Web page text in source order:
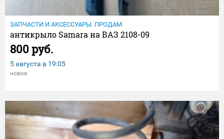
ЗАПЧАСТИ И АКСЕССУАРЫ. ПРОДАМ
антикрыло Samara на ВАЗ 2108-09
800 руб.
5 августа в 19:05
новое